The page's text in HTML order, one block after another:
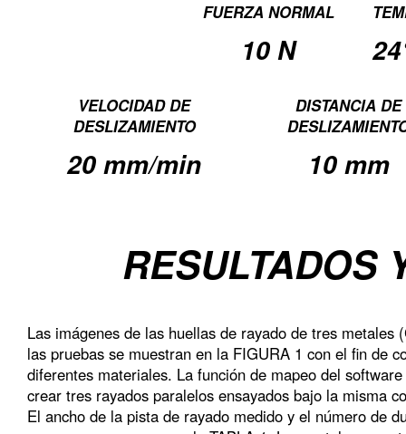
FUERZA NORMAL
10 N
VELOCIDAD DE
DESLIZAMIENTO
20 mm/min
DISTANCIA DE
10 mm
RESULTADOS
Las imágenes de las huellas de rayado de tres metales
las pruebas se muestran en la FIGURA 1 con el fin de
diferentes materiales. La función de mapeo del
crear tres rayados paralelos ensayados bajo la misma
El ancho de la pista de rayado medido y el número de